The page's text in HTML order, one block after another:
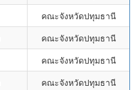
คณะจังหวัดปทุมธานี
คณะจังหวัดปทุมธานี
คณะจังหวัดปทุมธานี
คณะจังหวัดปทุมธานี